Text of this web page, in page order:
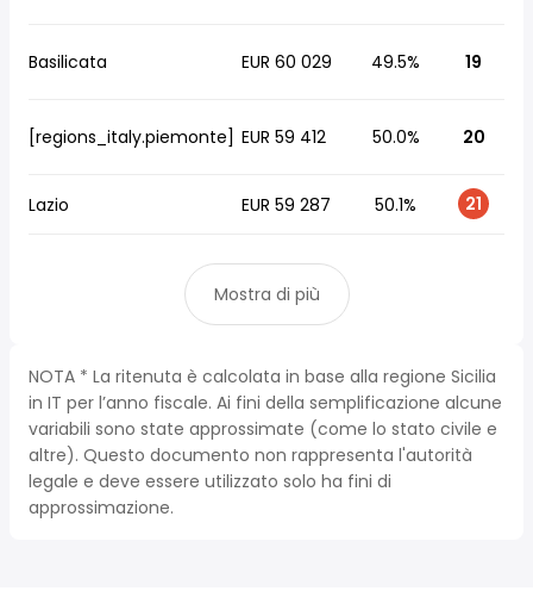
Basilicata EUR 60 029 49.5% 19
[regions_italy.piemonte] EUR 59 412 50.0% 20
Lazio EUR 59 287 50.1% 21
Mostra di più
NOTA * La ritenuta è calcolata in base alla regione Sicilia
in IT per l’anno fiscale. Ai fini della semplificazione alcune
variabili sono state approssimate (come lo stato civile e
altre). Questo documento non rappresenta l'autorità
legale e deve essere utilizzato solo ha fini di
approssimazione.